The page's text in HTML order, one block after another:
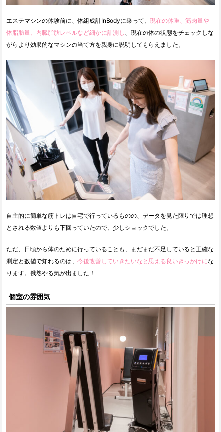
エステマシンの体験前に、体組成計InBodyに乗って、 現在の体重、筋肉量や
体脂肪量、内臓脂肪レベルなど細かに計測し 、現在の体の状態をチェックしな
がらより効果的なマシンの当て方を親身に説明してもらえました。
自主的に簡単な筋トレは自宅で行っているものの、データを見た限りでは理想
とされる数値よりも下回っていたので、少しショックでした。
ただ、日頃から体のために行っていることも、まだまだ不足していると正確な
測定と数値で知れるのは、 今後改善していきたいなと思える良いきっかけにな
ります。俄然やる気が出ました！
個室の雰囲気